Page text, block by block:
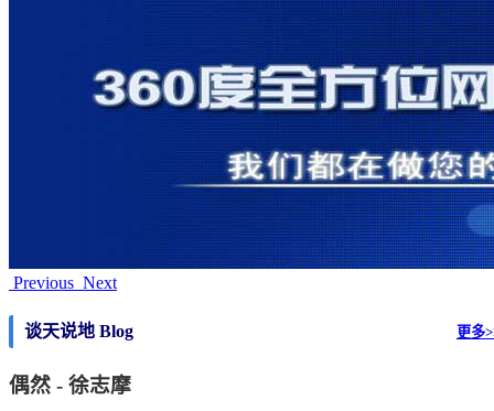
Previous Next
更多
谈天说地 Blog
偶然 - 徐志摩